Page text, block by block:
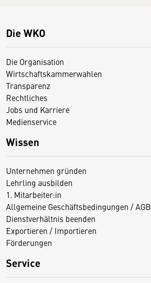
Die WKO
Die Organisation
Wirtschaftskammerwahlen
Transparenz
Rechtliches
Jobs und Karriere
Medienservice
Wissen
Unternehmen gründen
Lehrling ausbilden
1. Mitarbeiter:in
Allgemeine Geschäftsbedingungen / AGB
Dienstverhältnis beenden
Exportieren / Importieren
Förderungen
Service